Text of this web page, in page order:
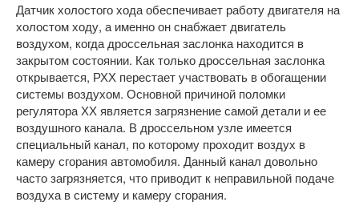
Датчик холостого хода обеспечивает работу двигателя на
холостом ходу, а именно он снабжает двигатель
воздухом, когда дроссельная заслонка находится в
закрытом состоянии. Как только дроссельная заслонка
открывается, РХХ перестает участвовать в обогащении
системы воздухом. Основной причиной поломки
регулятора ХХ является загрязнение самой детали и ее
воздушного канала. В дроссельном узле имеется
специальный канал, по которому проходит воздух в
камеру сгорания автомобиля. Данный канал довольно
часто загрязняется, что приводит к неправильной подаче
воздуха в систему и камеру сгорания.